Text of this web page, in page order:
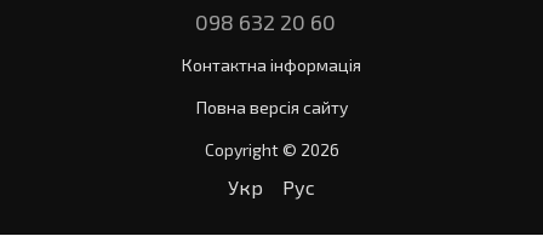
098 632 20 60
Контактна інформація
Повна версія сайту
Copyright © 2026
Укр Рус